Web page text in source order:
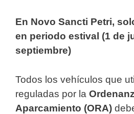
En Novo Sancti Petri,
en periodo estival (1 de
septiembre)
Todos los vehículos que
reguladas por la
Aparcamiento (ORA)